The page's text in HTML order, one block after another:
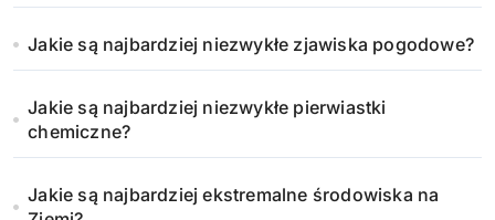
Jakie są najbardziej niezwykłe zjawiska pogodowe?
Jakie są najbardziej niezwykłe pierwiastki
chemiczne?
Jakie są najbardziej ekstremalne środowiska na